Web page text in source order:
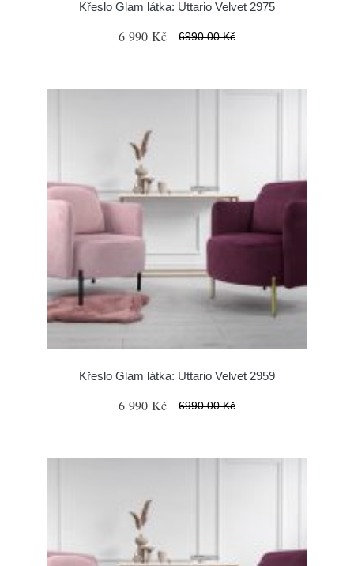
Křeslo Glam látka: Uttario Velvet 2975
6 990 Kč 6990.00 Kč
Křeslo Glam látka: Uttario Velvet 2959
6 990 Kč 6990.00 Kč